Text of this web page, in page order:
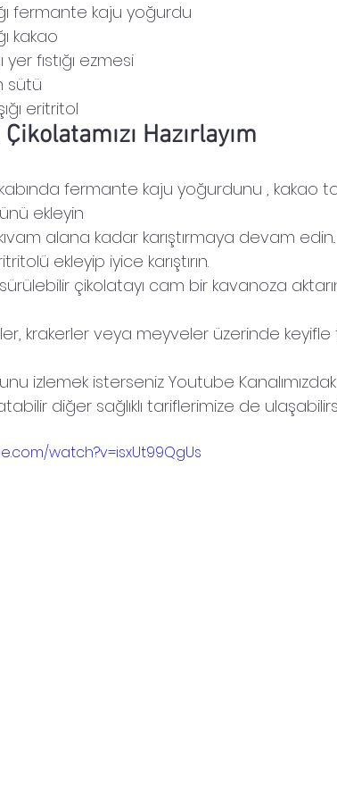
fermante kaju yoğurdu
kakao
yer fıstığı ezmesi
sütü
eritritol
Hazırlayım
kabında fermante kaju yoğurdunu , kakao
ekleyin
alana kadar karıştırmaya devam edin..
ekleyip iyice karıştırın.
sürülebilir çikolatayı cam bir kavanoza
krakerler veya meyveler üzerinde keyifle
izlemek isterseniz Youtube
diğer sağlıklı tariflerimize de
watch?v=isxUt99QgUs